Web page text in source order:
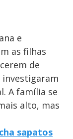
e
as filhas
de
investigaram
A família se
alto, mas
sapatos